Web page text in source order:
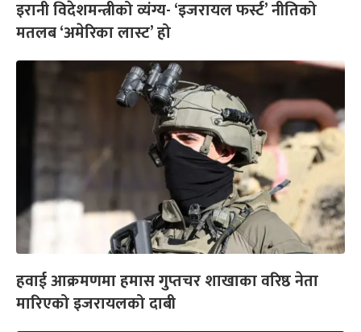
इरानी विदेशमन्त्रीको व्यंग्य- ‘इजरायल फर्स्ट’ नीतिको
मतलब ‘अमेरिका लास्ट’ हो
हवाई आक्रमणमा हमास गुप्तचर शाखाका वरिष्ठ नेता
मारिएको इजरायलको दाबी